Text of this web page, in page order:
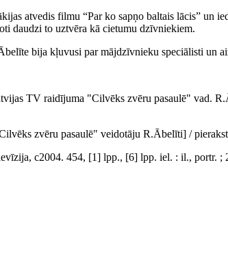
atvedis filmu “Par ko sapņo baltais lācis” un
daudzi to uztvēra kā cietumu dzīvniekiem.
bija kļuvusi par mājdzīvnieku speciālisti un
TV raidījuma "Cilvēks zvēru pasaulē" vad.
zvēru pasaulē" veidotāju R.Ābelīti] /
c2004. 454, [1] lpp., [6] lpp. iel. : il., portr. ;